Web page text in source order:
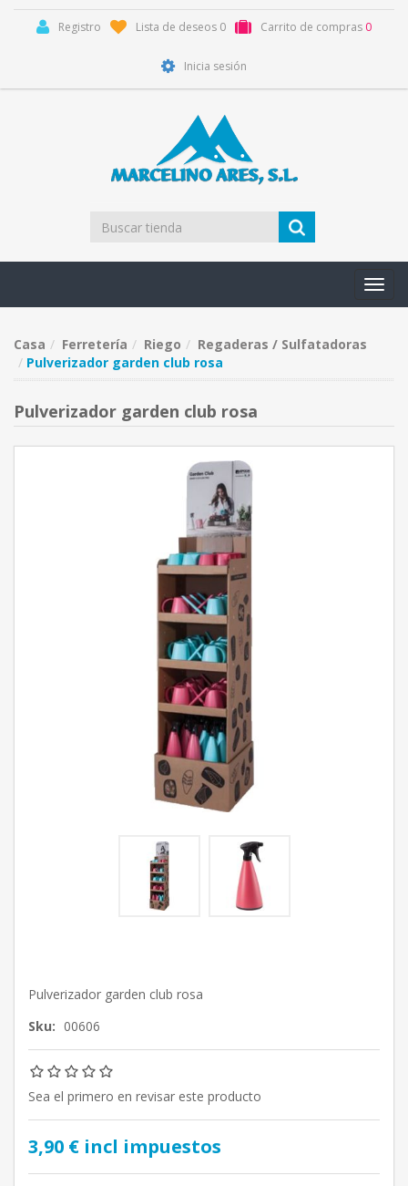
Registro Lista de deseos 0 Carrito de compras 0
Inicia sesión
Casa Ferretería Riego
Regaderas / Sulfatadoras
Pulverizador garden club rosa
Pulverizador garden club rosa
Pulverizador garden club rosa
Sku: 00606
Sea el primero en revisar este producto
3,90 € incl impuestos